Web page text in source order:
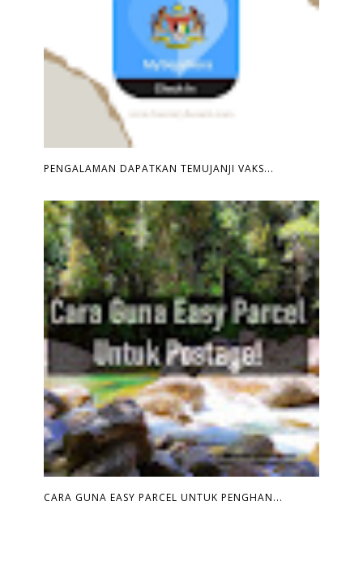
PENGALAMAN DAPATKAN TEMUJANJI VAKS...
CARA GUNA EASY PARCEL UNTUK PENGHAN...